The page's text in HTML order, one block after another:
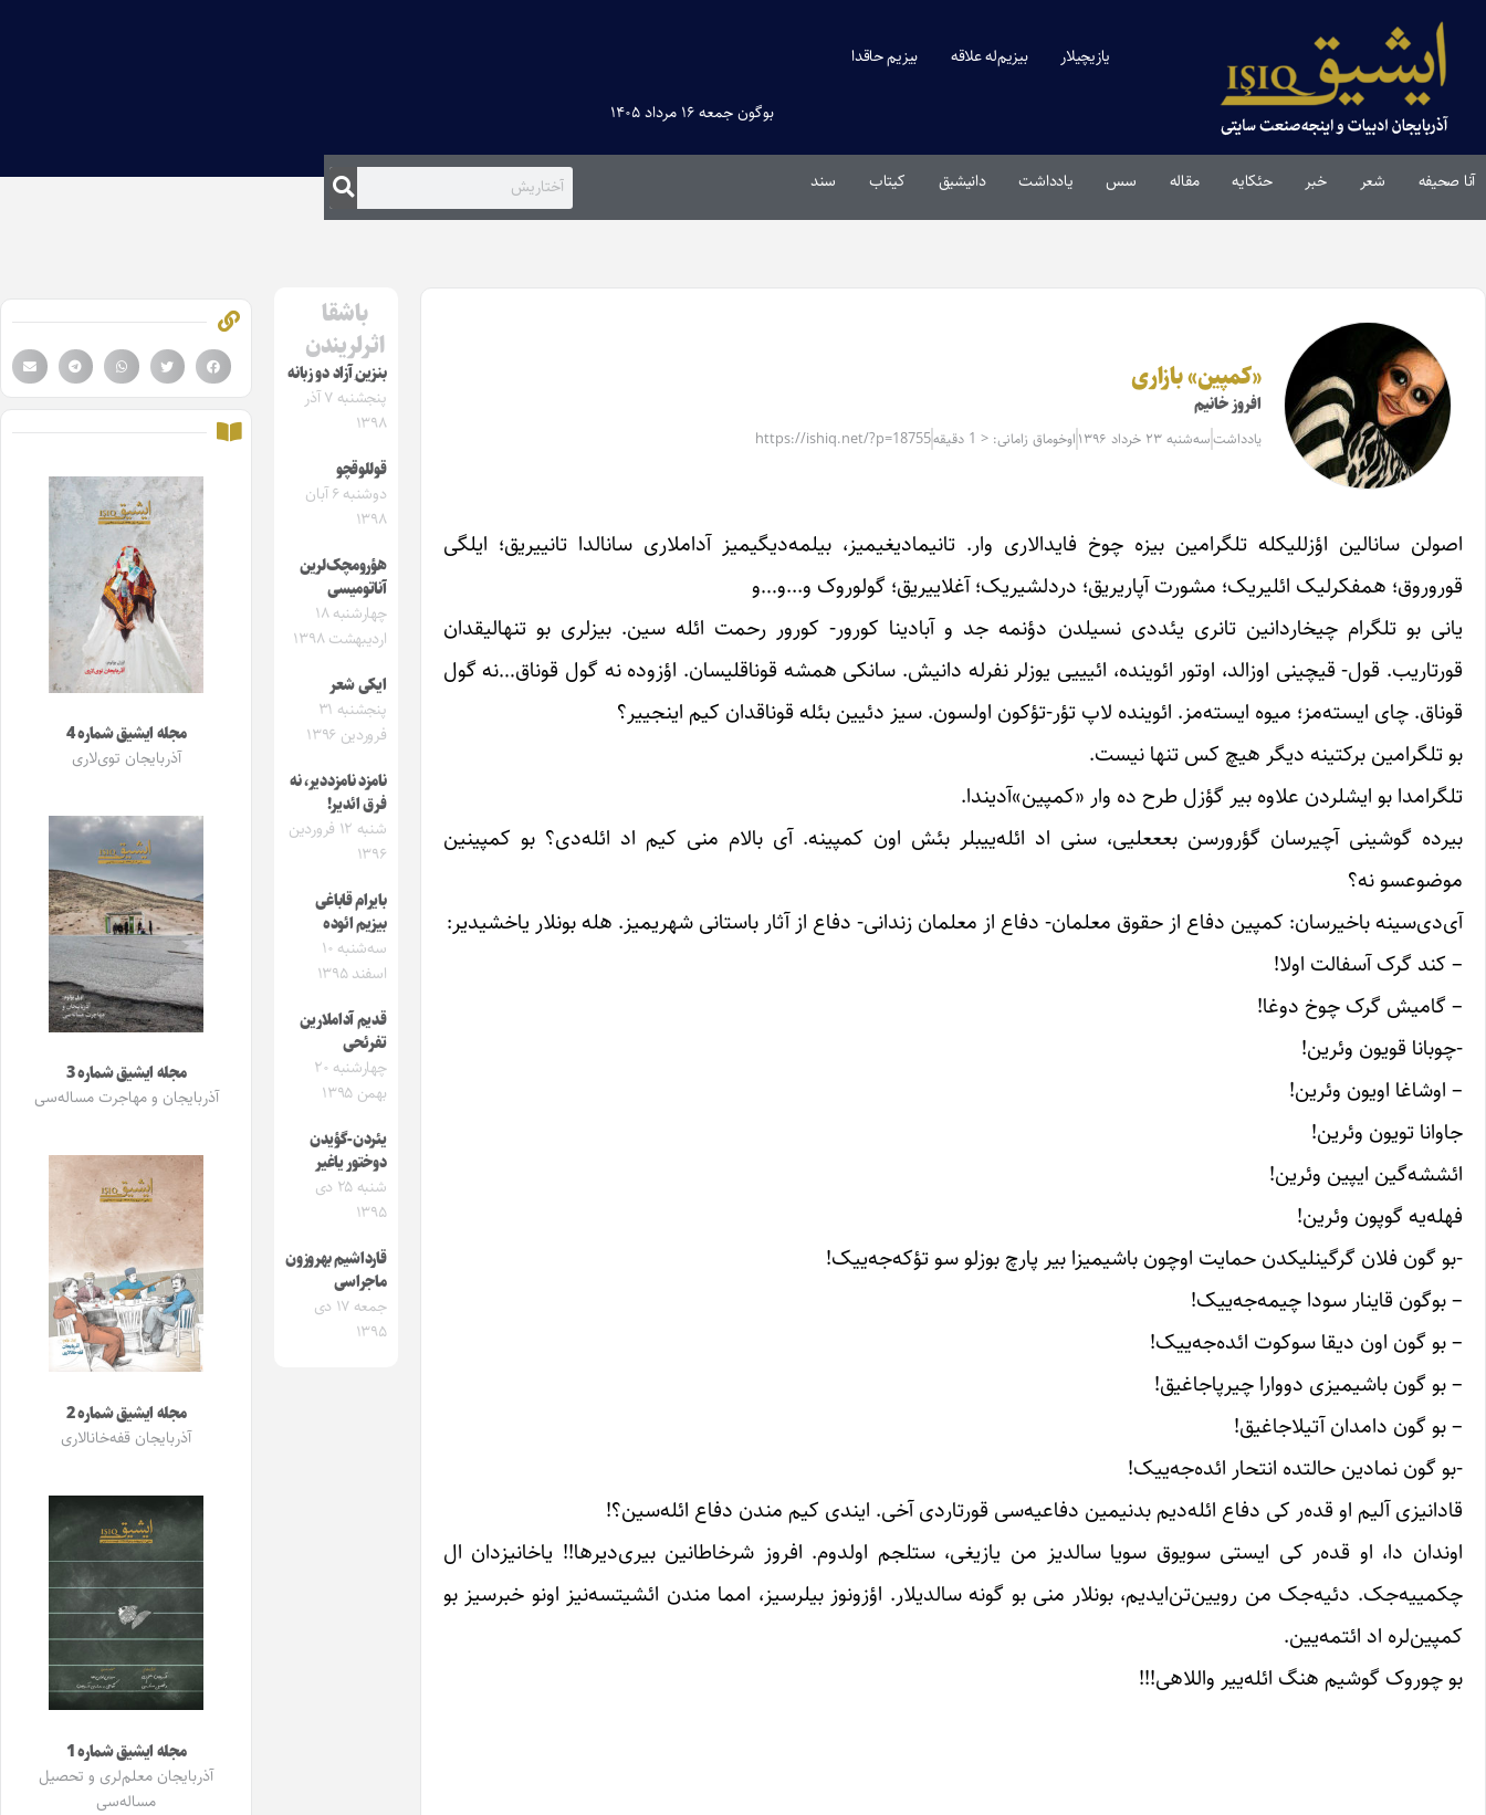
یازیچیلار بیزیم‌له علاقه بیزیم حاقدا
بوگون جمعه ۱۶ مرداد ۱۴۰۵
آنا صحیفه شعر خبر حئکایه مقاله‌ سس یادداشت دانیشیق کیتاب سند
«کمپین» بازاری
افروز خانیم
یادداشتسه‌شنبه ۲۳ خرداد ۱۳۹۶ اوخوماق زامانی: < 1 دقیقه https://ishiq.net/?p=18755
اصولن سانالین اؤزللیکله تلگرامین بیزه چوخ فایدالاری وار. تانیمادیغیمیز، بیلمه‌دیگیمیز آداملاری سانالدا تانییریق؛ ایلگی
قوروروق؛ همفکرلیک ائلیریک؛ مشورت آپاریریق؛ دردلشیریک؛ آغلاییریق؛ گولوروک و..‌.و…و
یانی بو تلگرام چیخاردانین تانری یئددی نسیلدن دؤنمه جد و آبادینا کورور- کورور رحمت ائله سین. بیزلری بو تنهالیقدان
قورتاریب. قول- قیچینی اوزالد، اوتور ائوینده، ائیییی یوزلر نفرله دانیش. سانکی همشه قوناقلیسان. اؤزوده نه گول قوناق…نه گول
قوناق. چای ایسته‌مز؛ میوه ایسته‌مز. ائوینده لاپ تؤر-تؤکون اولسون. سیز دئیین بئله قوناقدان کیم اینجییر؟
بو تلگرامین برکتینه دیگر هیچ کس تنها نیست.
تلگرامدا بو ایشلردن علاوه بیر گؤزل طرح ده وار «کمپین»آدیندا.
بیرده گوشینی آچیرسان گؤرورسن بعععلیی، سنی اد ائله‌ییبلر بئش اون کمپینه. آی بالام منی کیم اد ائله‌دی؟ بو کمپینین
موضوعسو نه؟
آی‌دی‌سینه باخیرسان: کمپین دفاع از حقوق معلمان- دفاع از معلمان زندانی- دفاع از آثار باستانی شهریمیز. هله بونلار یاخشیدیر:
– کند گرک آسفالت اولا!
– گامیش گرک چوخ دوغا!
-چوبانا قویون وئرین!
– اوشاغا اویون وئرین!
جاوانا تویون وئرین!
ائششه‌گین ایپین وئرین!
فهله‌یه گوپون وئرین!
-بو گون فلان گرگینلیکدن حمایت اوچون باشیمیزا بیر پارچ بوزلو سو تؤکه‌جه‌ییک!
– بوگون قاینار سودا چیمه‌جه‌ییک!
– بو گون اون دیقا سوکوت ائده‌جه‌ییک!
– بو گون باشیمیزی دووارا چیرپاجاغیق!
– بو گون دامدان آتیلاجاغیق!
-بو گون نمادین حالتده انتحار ائده‌جه‌ییک!
قادانیزی آلیم او قده‌ر کی دفاع ائله‌دیم بدنیمین دفاعیه‌سی قورتاردی آخی. ایندی کیم مندن دفاع ائله‌سین؟!
اوندان دا، او قده‌ر کی ایستی سویوق سویا سالدیز من یازیغی، ستلجم اولدوم. افروز شرخاطانین بیری‌دیرها!! یاخانیزدان ال
چکمییه‌جک. دئیه‌جک من رویین‌تن‌ایدیم، بونلار منی بو گونه سالدیلار. اؤزونوز بیلرسیز، امما مندن ائشیتسه‌نیز اونو خبرسیز بو
کمپین‌لره اد ائتمه‌یین.
بو چوروک گوشیم هنگ ائله‌ییر واللاهی!!!
باشقا
اثرلریندن
بنزین ِآزاد دو زبانه
پنجشنبه ۷ آذر
۱۳۹۸
قوللوقچو
دوشنبه ۶ آبان
۱۳۹۸
هؤرومچک‌لرین
آناتومیسی
چهارشنبه ۱۸
اردیبهشت ۱۳۹۸
ایکی شعر
پنجشنبه ۳۱
فروردین ۱۳۹۶
نامزد نامزددیر، نه
فرق ائدیر!
شنبه ۱۲ فروردین
۱۳۹۶
بایرام قاباغی
بیزیم ائوده
سه‌شنبه ۱۰
اسفند ۱۳۹۵
قدیم آداملارین
تفرئحی
چهارشنبه ۲۰
بهمن ۱۳۹۵
یئردن-گؤیدن
دوختور یاغیر
شنبه ۲۵ دی
۱۳۹۵
قارداشیم بهروزون‌
ماجراسی
جمعه ۱۷ دی
۱۳۹۵
مجله ایشیق شماره 4
آذربایجان توی‌لاری
مجله ایشیق شماره 3
آذربایجان و مهاجرت مساله‌سی
مجله ایشیق شماره 2
آذربایجان قفه‌خانالاری
مجله ایشیق شماره 1
آذربایجان معلم‌لری و تحصیل
مساله‌سی